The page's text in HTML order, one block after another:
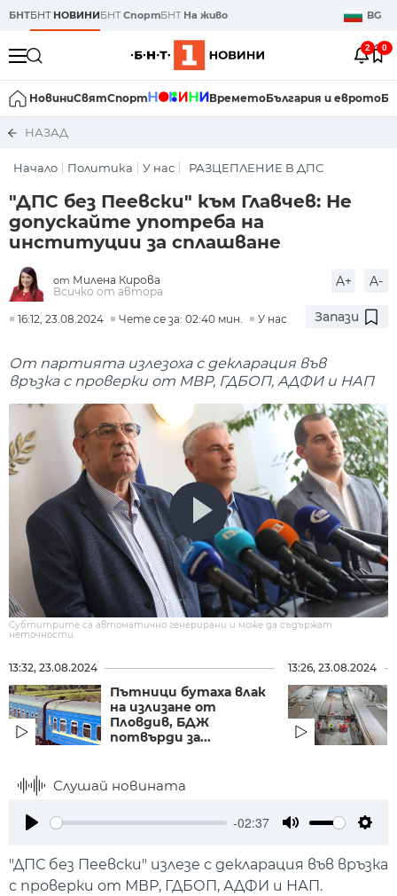
БНТБНТ НОВИНИБНТСпортБНТ На живо BG
2 0
НовиниСвятСпорт ВреметоБългария и еврото
НАЗАД
Начало Политика У нас РАЗЦЕПЛЕНИЕ В ДПС
"ДПС без Пеевски" към Главчев: Не
допускайте употреба на
институции за сплашване
от Милена Кирова
Всичко от автора
A+ A-
16:12, 23.08.2024 Чете се за: 02:40 мин. У нас Запази
От партията излезоха с декларация във
връзка с проверки от МВР, ГДБОП, АДФИ и НАП
Субтитрите са автоматично генерирани и може да съдържат
неточности.
13:32, 23.08.2024
Пътници бутаха влак
на излизане от
Пловдив, БДЖ
потвърди за...
13:26, 23.08.2024
Слушай новината
-02:37
"ДПС без Пеевски" излезе с декларация във връзка
с проверки от МВР, ГДБОП, АДФИ и НАП.